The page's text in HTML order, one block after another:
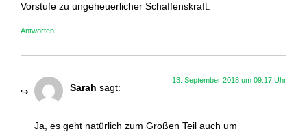
Vorstufe zu ungeheuerlicher Schaffenskraft.
Antworten
Sarah sagt:
13. September 2018 um 09:17 Uhr
Ja, es geht natürlich zum Großen Teil auch um